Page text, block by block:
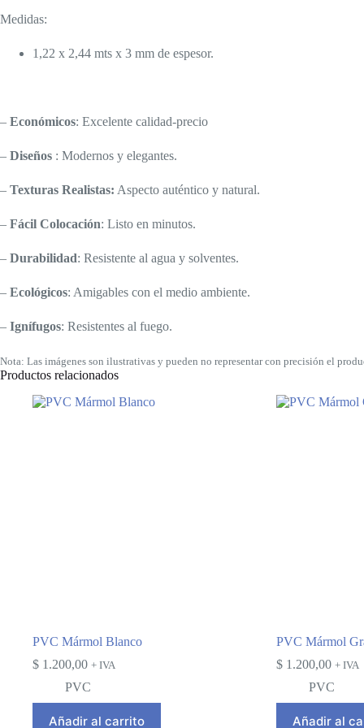
Medidas:
1,22 x 2,44 mts x 3 mm de espesor.
– Económicos: Excelente calidad-precio
– Diseños : Modernos y elegantes.
– Texturas Realistas: Aspecto auténtico y natural.
– Fácil Colocación: Listo en minutos.
– Durabilidad: Resistente al agua y solventes.
– Ecológicos: Amigables con el medio ambiente.
– Ignífugos: Resistentes al fuego.
Nota: Las imágenes son ilustrativas y pueden no representar con precisión el
Productos relacionados
PVC Mármol Blanco
$ 1.200,00 + IVA
PVC
Añadir al carrito
PVC Mármol
$1.200,00 + IVA
PVC
Añadir al